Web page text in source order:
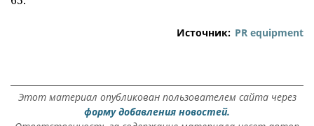
Источник: PR equipment
Этот материал опубликован пользователем сайта через
форму добавления новостей.